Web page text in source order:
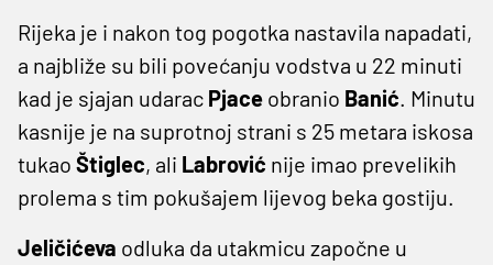
Rijeka je i nakon tog pogotka nastavila napadati,
a najbliže su bili povećanju vodstva u 22 minuti
kad je sjajan udarac Pjace obranio Banić. Minutu
kasnije je na suprotnoj strani s 25 metara iskosa
tukao Štiglec, ali Labrović nije imao prevelikih
prolema s tim pokušajem lijevog beka gostiju.
Jeličićeva odluka da utakmicu započne u